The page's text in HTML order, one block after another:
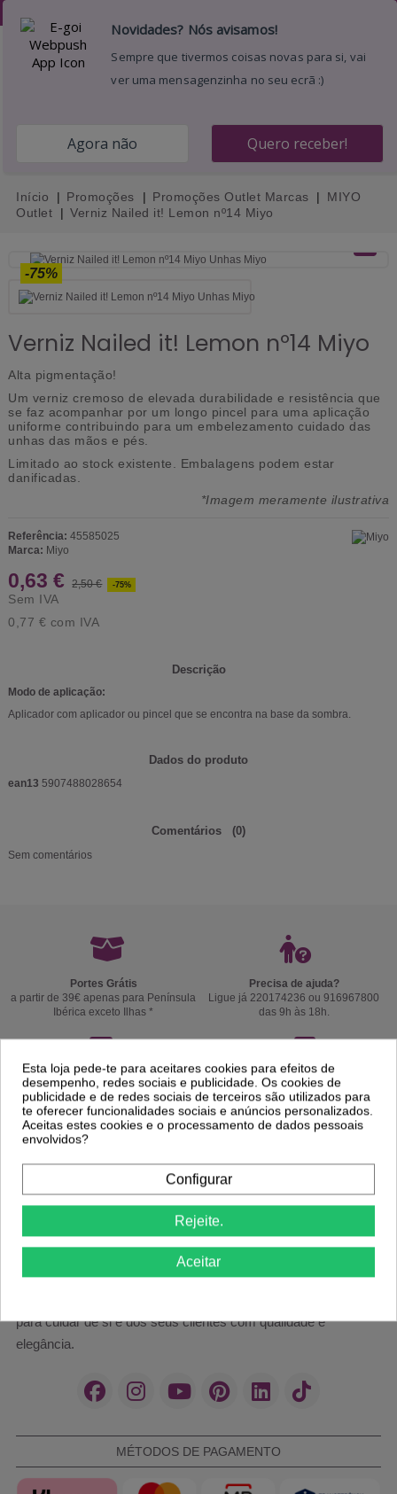
Entrar
0
Carrinho
Início Promoções Promoções Outlet Marcas
MIYO
Outlet
Verniz Nailed it! Lemon nº14 Miyo
-75%
Verniz Nailed it! Lemon nº14 Miyo
Alta pigmentação!
Um verniz cremoso de elevada durabilidade e resistência que
se faz acompanhar por um longo pincel para uma aplicação
uniforme contribuindo para um embelezamento cuidado das
unhas das mãos e pés.
Limitado ao stock existente. Embalagens podem estar
danificadas.
*Imagem meramente ilustrativa
Referência: 45585025
Marca: Miyo
0,63 € 2,50 € -75%
Sem IVA
0,77 € com IVA
Descrição
Modo de aplicação:
Aplicador com aplicador ou pincel que se encontra na base da sombra.
Dados do produto
ean13 5907488028654
Comentários (0)
Sem comentários
Portes Grátis
a partir de 39€ apenas para Península
Ibérica exceto Ilhas *
Precisa de ajuda?
Ligue já 220174236 ou 916967800
das 9h às 18h.
Envios em 24/48h
coloque o nº telemóvel para um melhor
serviço de entrega.
14 Dias para Trocas
ou Devoluções. VerPolitica de
Devolução.
Cosméticos e acessórios profissionais para estética,
para cuidar de si e dos seus clientes com qualidade e
elegância.
MÉTODOS DE PAGAMENTO
Esta loja pede-te para aceitares cookies para efeitos de
desempenho, redes sociais e publicidade. Os cookies de
publicidade e de redes sociais de terceiros são utilizados para
te oferecer funcionalidades sociais e anúncios personalizados.
Aceitas estes cookies e o processamento de dados pessoais
envolvidos?
Configurar
Rejeite.
Aceitar